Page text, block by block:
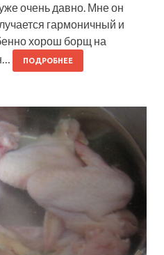
очень давно. Мне он
гармоничный и
хорош борщ на
ПОДРОБНЕЕ